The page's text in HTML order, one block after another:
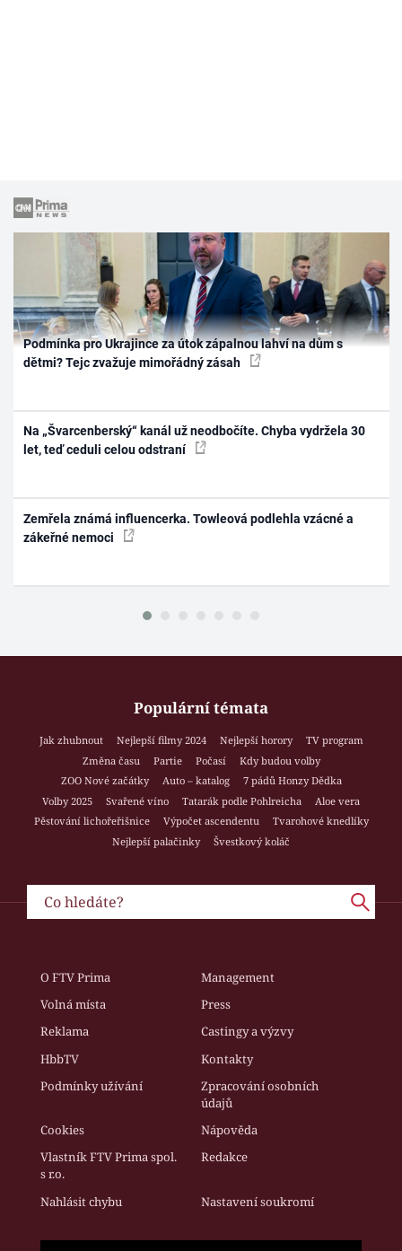
Podmínka pro Ukrajince za útok zápalnou lahví na dům s
dětmi? Tejc zvažuje mimořádný zásah
Na „Švarcenberský“ kanál už neodbočíte. Chyba vydržela 30
let, teď ceduli celou odstraní
Zemřela známá influencerka. Towleová podlehla vzácné a
zákeřné nemoci
Populární témata
Jak zhubnout Nejlepší filmy 2024 Nejlepší horory
TV program
Změna času
Partie Počasí
Kdy budou volby
ZOO Nové začátky
Auto – katalog
7 pádů Honzy Dědka
Volby 2025
Svařené víno Tatarák podle Pohlreicha
Aloe vera
Pěstování lichořeřišnice
Výpočet ascendentu
Tvarohové knedlíky
Nejlepší palačinky
Švestkový koláč
O FTV Prima
Management
Volná místa
Press
Reklama
Castingy a výzvy
HbbTV
Kontakty
Podmínky užívání
Zpracování osobních
údajů
Cookies
Nápověda
Vlastník FTV Prima spol.
s r.o.
Redakce
Nahlásit chybu Nastavení soukromí